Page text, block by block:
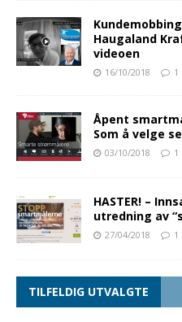
Haugaland
videoen
16/10/2018 1
Åpent
Som å velge
03/10/2018 1
HASTER! –
utredning av
27/04/2018 1
TILFELDIG UTVALGTE